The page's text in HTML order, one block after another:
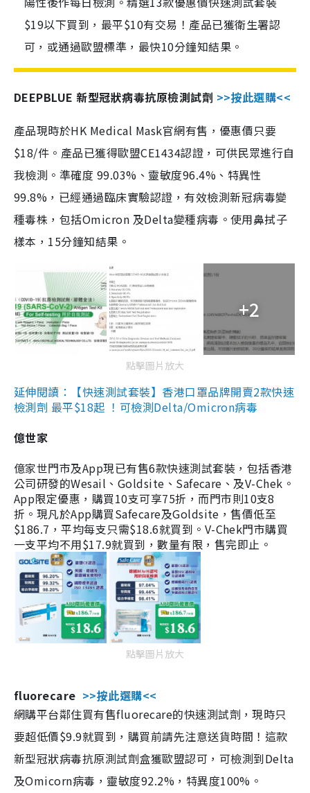
$19以下買到，最平$10有交易！產品已獲衛生署認
可，或通過歐盟標準，最快10分鐘知結果。
DEEPBLUE 新型冠狀病毒抗原檢測試劑 >>按此選購<<
產品現時於HK Medical Mask官網有售，優惠價只要
$18/件。產品已獲得歐盟CE1434認證，可供民眾進行自
我檢測。準確度 99.03%、靈敏度96.4%、特異性
99.8%，已經通過臨床實驗認證，有效檢測新冠病毒變
種毒株，包括Omicron 及Delta變種病毒。使用鼻拭子
樣本，15分鐘知結果。
+2
點擊圖片放大
延伸閱讀：【快速測試套裝】香港口罩品牌開賣2款快速
檢測劑 最平$18起 ！可檢測Delta/Omicron病毒
億世家
億家世門市及App現已有售6款快速測試套裝，包括香港
公司研發的Wesail、Goldsite、Safecare、及V-Chek。
App限定優惠，購買10支可享75折，而門市則10支8
折。現凡於App購買Safecare及Goldsite，售價低至
$186.7，平均每支只需$18.6就買到。V-Chek門市購買
一支平均不用$17.9就買到，數量有限，售完即止。
點擊圖片放大
fluorecare >>按此選購<<
網購平台鄰住買有售fluorecare的快速測試劑，現時只
要超低價$9.9就買到，購買前請先注意送貨時間！這款
新型冠狀病毒抗原測試劑盒獲歐盟認可，可檢測到Delta
及Omicorn病毒，靈敏度92.2%，特異度100%。